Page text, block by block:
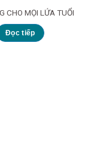
CHO MỌI LỨA TUỔI
Đọc tiếp